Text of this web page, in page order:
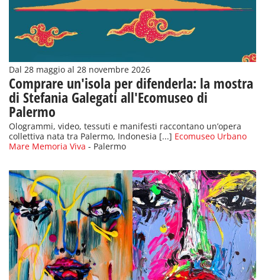
Dal 28 maggio al 28 novembre 2026
Comprare un'isola per difenderla: la mostra
di Stefania Galegati all'Ecomuseo di
Palermo
Ologrammi, video, tessuti e manifesti raccontano un’opera
collettiva nata tra Palermo, Indonesia [...] Ecomuseo Urbano
Mare Memoria Viva - Palermo